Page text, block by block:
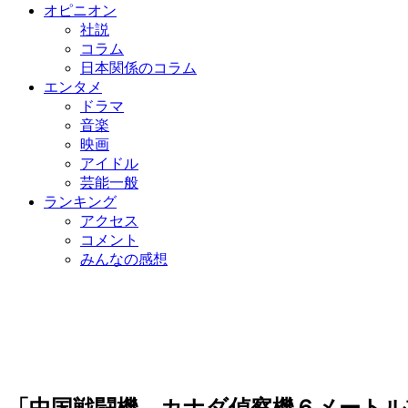
オピニオン
社説
コラム
日本関係のコラム
エンタメ
ドラマ
音楽
映画
アイドル
芸能一般
ランキング
アクセス
コメント
みんなの感想